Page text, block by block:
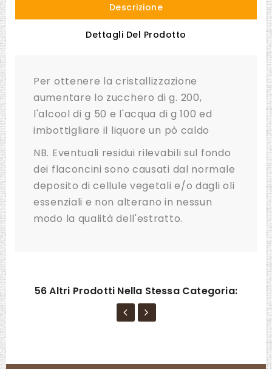
Descrizione
Dettagli Del Prodotto
Per ottenere la cristallizzazione
aumentare lo zucchero di g. 200,
l'alcool di g 50 e l'acqua di g 100 ed
imbottigliare il liquore un pò caldo
NB. Eventuali residui rilevabili sul fondo
dei flaconcini sono causati dal normale
deposito di cellule vegetali e/o dagli oli
essenziali e non alterano in nessun
modo la qualità dell'estratto.
56 Altri Prodotti Nella Stessa Categoria: